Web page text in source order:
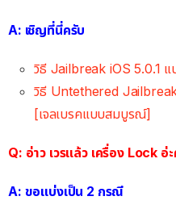
A: เชิญที่นี่ครับ
วิธี Jailbreak iOS 5.0.1
วิธี Untethered
[เจลเบรคแบบสมบูรณ์]
Q: อ่าว เวรแล้ว เครื่อง Lock อ่
A: ขอแบ่งเป็น 2 กรณี